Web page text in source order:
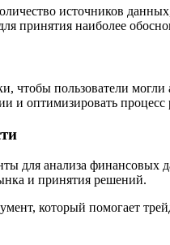
источников
принятия наиболее
чтобы пользователи
и оптимизировать процесс
для анализа финансовых
и принятия решений.
который помогает